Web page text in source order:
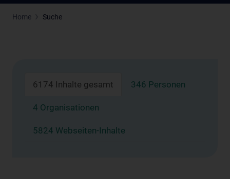
Home Suche
6174 Inhalte gesamt 346 Personen
4 Organisationen
5824 Webseiten-Inhalte